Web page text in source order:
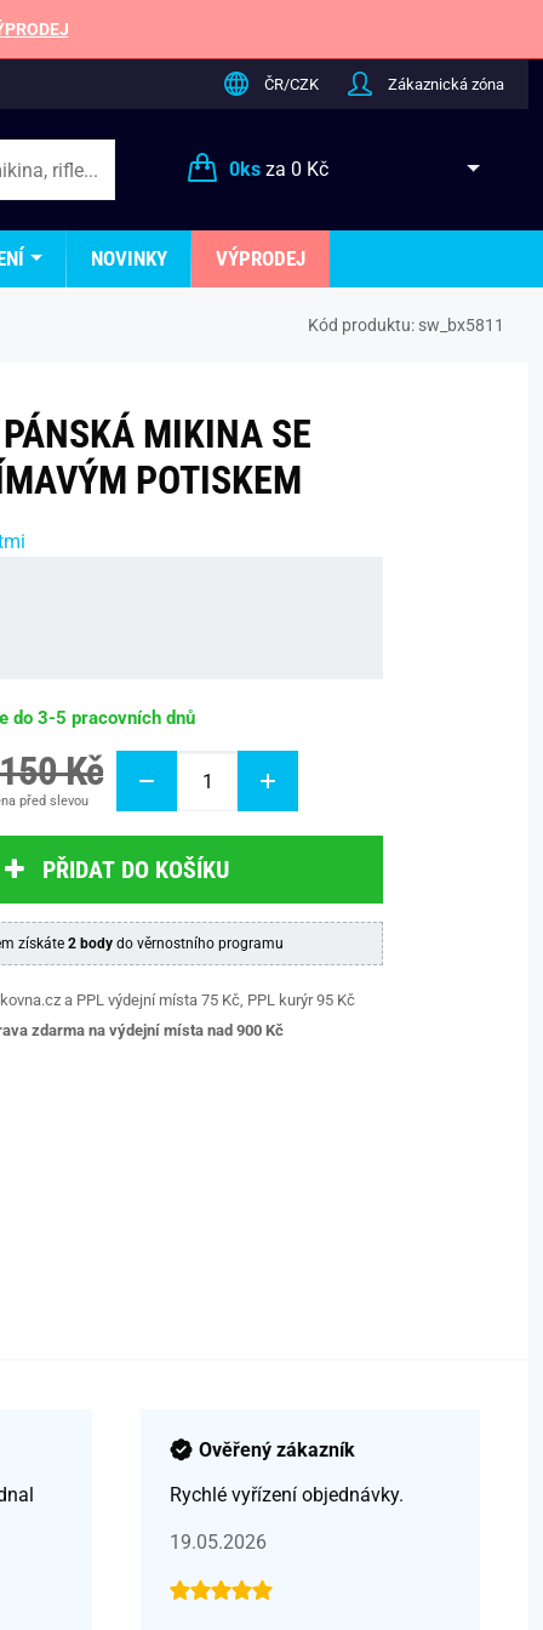
ČR/CZK Zákaznická zóna
0ksza 0 Kč
NOVINKY VÝPRODEJ
Kód produktu: sw_bx5811
MIKINA SE
POTISKEM
do 3-5 pracovních dnů
Kč
před slevou
PŘIDAT DO KOŠÍKU
získáte 2 bodydo věrnostního programu
a PPL výdejní místa 75 Kč, PPL kurýr 95 Kč
zdarma na výdejní místa nad 900 Kč
Ověřený zákazník
Rychlé vyřízení objednávky.
19.05.2026